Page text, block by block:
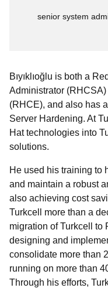
senior system
Bıyıklıoğlu is both a
Administrator
(RHCE), and also has
Server Hardening. At
Hat technologies into
solutions.
He used his training to
and maintain a robust
also achieving cost
Turkcell more than a
migration of Turkcell to
designing and
consolidate more than
running on more than
Through his efforts,